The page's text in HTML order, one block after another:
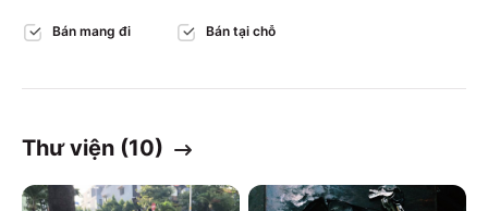
Bán mang đi Bán tại chỗ
Thư viện (10)